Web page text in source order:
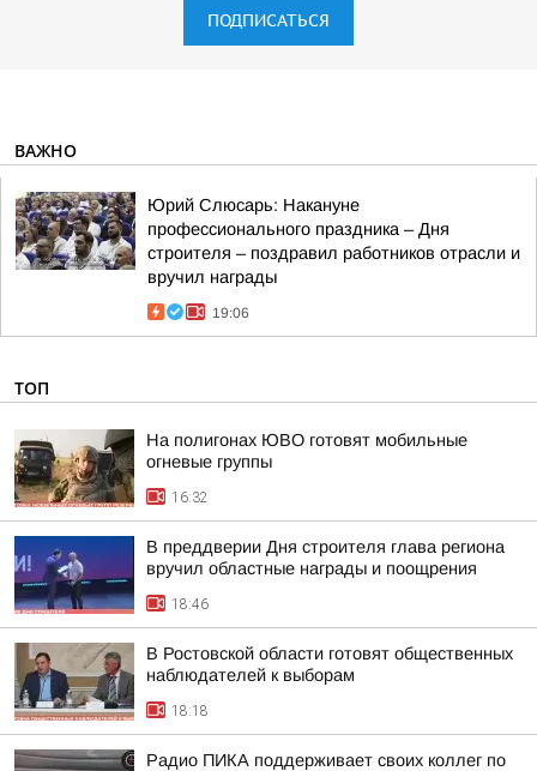
ПОДПИСАТЬСЯ
ВАЖНО
Юрий Слюсарь: Накануне
профессионального праздника – Дня
строителя – поздравил работников отрасли и
вручил награды
19:06
ТОП
На полигонах ЮВО готовят мобильные
огневые группы
16:32
В преддверии Дня строителя глава региона
вручил областные награды и поощрения
18:46
В Ростовской области готовят общественных
наблюдателей к выборам
18:18
Радио ПИКА поддерживает своих коллег по